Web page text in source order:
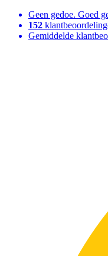
Geen gedoe. Goed
152
Gemiddelde